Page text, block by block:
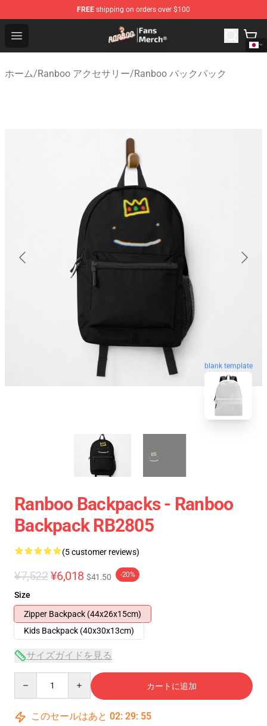
FREE shipping on orders over $100
Open menu
Ranboo Store - Official Ranboo Merchandise Shop
ホーム/Ranboo アクセサリー/Ranboo バックパック
blank template
Ranboo Backpacks - Ranboo
Backpack RB2805
(5 customer reviews)
¥7,522 ¥6,018 $41.50 -20%
Size
Zipper Backpack (44x26x15cm)
Kids Backpack (40x30x13cm)
サイズガイドを見る
カートに追加
このセールはあと 02: 29: 54